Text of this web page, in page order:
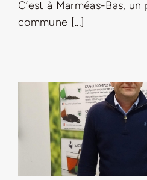
C’est à Marméas-Bas,
commune [...]